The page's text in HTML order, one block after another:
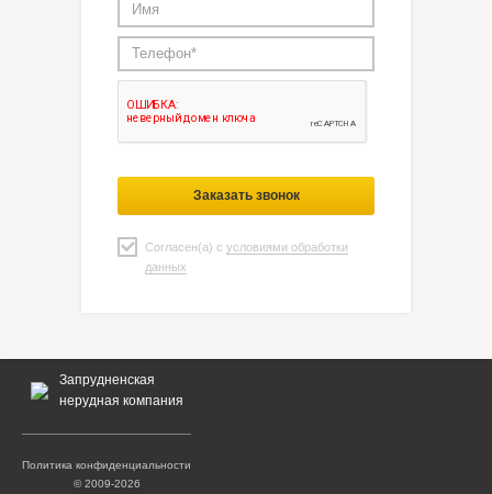
Заказать звонок
Согласен(а) с условиями обработки
данных
Запрудненская
нерудная компания
Политика конфиденциальности
© 2009-2026